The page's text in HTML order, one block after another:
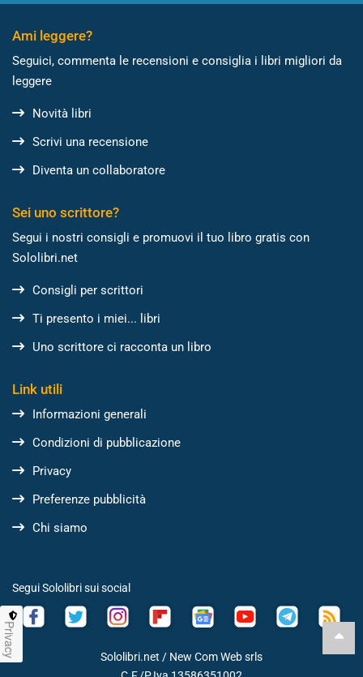
Ami leggere?
Seguici, commenta le recensioni e consiglia i libri migliori da
leggere
Novità libri
Scrivi una recensione
Diventa un collaboratore
Sei uno scrittore?
Segui i nostri consigli e promuovi il tuo libro gratis con
Sololibri.net
Consigli per scrittori
Ti presento i miei... libri
Uno scrittore ci racconta un libro
Link utili
Informazioni generali
Condizioni di pubblicazione
Privacy
Preferenze pubblicità
Chi siamo
Segui Sololibri sui social
Sololibri.net / New Com Web srls
Privacy